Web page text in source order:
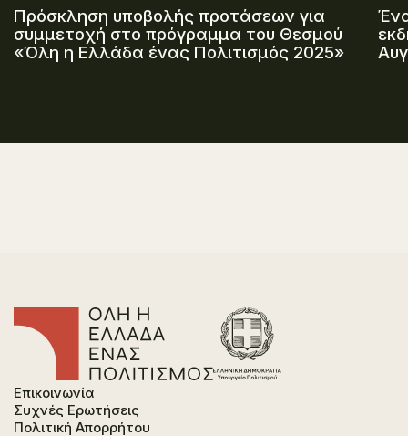
Πρόσκληση υποβολής προτάσεων για
συμμετοχή στο πρόγραμμα του Θεσμού
«Όλη η Ελλάδα ένας Πολιτισμός 2025»
Επικοινωνία
Συχνές Ερωτήσεις
Πολιτική Απορρήτου